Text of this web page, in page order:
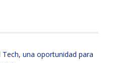
Tech, una oportunidad para